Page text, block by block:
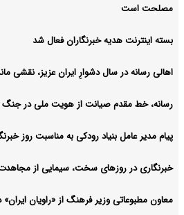
مصلحت است
بسته اینترنت هدیه خبرنگاران فعال شد
اهالی رسانه در سال دشوارِ ایران عزیز، نقشی
رسانه، خط مقدم صیانت از هویت ملی در
پیام مدیر عامل بنیاد رودکی به مناسبت روز
خبرنگاری در روزهای سخت، سیمایی از
معاون مطبوعاتی وزیر فرهنگ از «راویان